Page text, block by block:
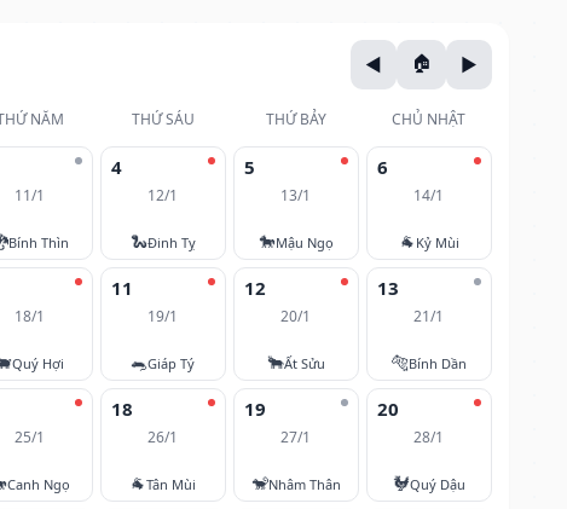
NĂM THỨ SÁU THỨ BẢY CHỦ NHẬT
11/1
Bính Thìn
4
12/1
🐍Đinh Tỵ
5
13/1
🐎Mậu Ngọ
6
14/1
🐐 Kỷ Mùi
18/1
Quý Hợi
11
19/1
🐀Giáp Tý
12
20/1
🐂Ất Sửu
13
21/1
🐅Bính Dần
25/1
Canh Ngọ
18
26/1
🐐Tân Mùi
19
27/1
🐒Nhâm Thân
20
28/1
🐓Quý Dậu